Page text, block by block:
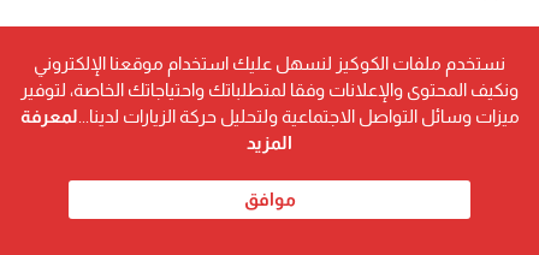
الأحوال الجوية
في مفاجأة سارة للطلاب ولكن لسبب طارئ، أصدر السيد
محمد عبد اللطيف، وزير التربية والتعليم والتعليم الفني، قراراً
بمنح جميع المدارس على مستوى الجمهوريةإجازة رسمية
نستخدم ملفات الكوكيز لنسهل عليك استخدام موقعنا الإلكتروني
ونكيف المحتوى والإعلانات وفقا لمتطلباتك واحتياجاتك الخاصة، لتوفير
ميزات وسائل التواصل الاجتماعية ولتحليل حركة الزيارات لدينا... لمعرفة
المزيد
موافق